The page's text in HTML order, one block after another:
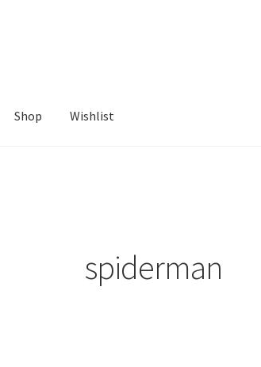
Shop Wishlist
spiderman